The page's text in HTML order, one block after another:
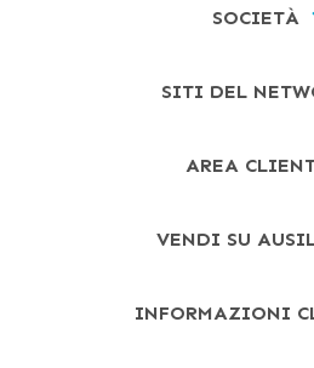
SOCIETÀ
SITI DEL
AREA
VENDI SU
INFORMAZIONI